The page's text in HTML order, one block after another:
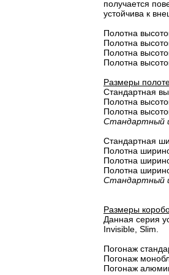
получается
устойчива к
Полотна
Полотна
Полотна
Полотна
Размеры
Стандартная
Полотна
Полотна
Стандартный
Стандартная
Полотна
Полотна
Полотна
Стандартный
Размеры
Данная серия
Invisible, Slim.
Погонаж
Погонаж
Погонаж